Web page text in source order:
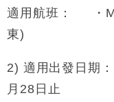
適用航班： ・
東)
2) 適用出發日期
月28日止